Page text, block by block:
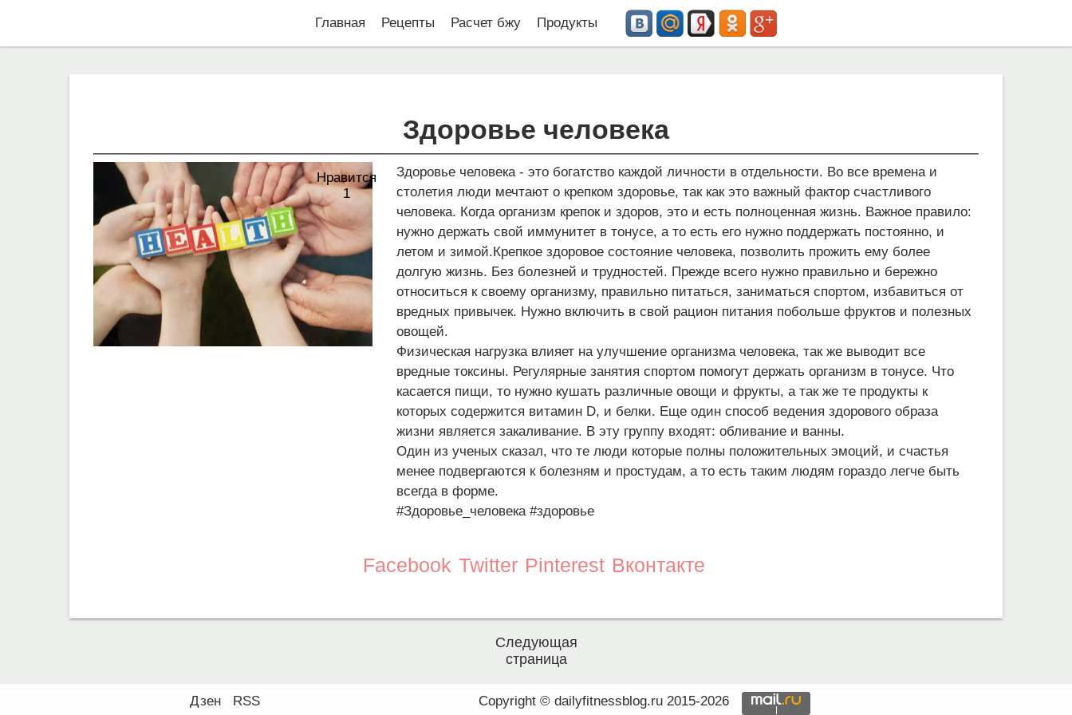
Главная Рецепты Расчет бжу Продукты
Здоровье человека
Нравится
1
Здоровье человека - это богатство каждой личности в отдельности. Во все времена и
столетия люди мечтают о крепком здоровье, так как это важный фактор счастливого
человека. Когда организм крепок и здоров, это и есть полноценная жизнь. Важное правило:
нужно держать свой иммунитет в тонусе, а то есть его нужно поддержать постоянно, и
летом и зимой.Крепкое здоровое состояние человека, позволить прожить ему более
долгую жизнь. Без болезней и трудностей. Прежде всего нужно правильно и бережно
относиться к своему организму, правильно питаться, заниматься спортом, избавиться от
вредных привычек. Нужно включить в свой рацион питания побольше фруктов и полезных
овощей.
Физическая нагрузка влияет на улучшение организма человека, так же выводит все
вредные токсины. Регулярные занятия спортом помогут держать организм в тонусе. Что
касается пищи, то нужно кушать различные овощи и фрукты, а так же те продукты к
которых содержится витамин D, и белки. Еще один способ ведения здорового образа
жизни является закаливание. В эту группу входят: обливание и ванны.
Один из ученых сказал, что те люди которые полны положительных эмоций, и счастья
менее подвергаются к болезням и простудам, а то есть таким людям гораздо легче быть
#Здоровье_человека #здоровье
Facebook Twitter Pinterest Вконтакте
Следующая
страница
Дзен RSS Copyright © dailyfitnessblog.ru 2015-2026